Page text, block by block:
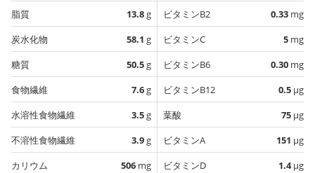
脂質
13.8g
炭水化物
58.1 g
糖質
50.5g
食物繊維
7.6g
水溶性食物繊維
3.5g
不溶性食物繊維
3.9g
カリウム
506 mg
ビタミンB2
0.33 mg
ビタミンC
5 mg
ビタミンB6
0.30 mg
ビタミンB12
0.5 µg
葉酸
75 µg
ビタミンA
151 µg
ビタミンD
1.4µg